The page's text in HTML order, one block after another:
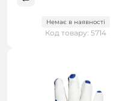
Немає в наявності
Код товару: 5714